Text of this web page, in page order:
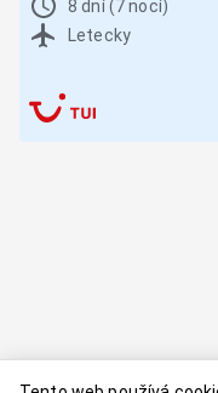
8 dní (7 nocí)
Letecky